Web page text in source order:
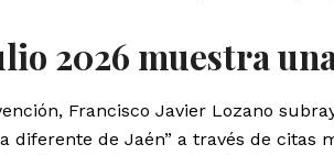
2026 muestra
Francisco Javier Lozano
diferente de Jaén” a través de citas